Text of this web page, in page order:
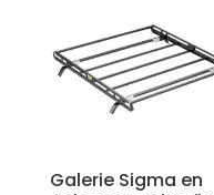
Galerie Sigma en